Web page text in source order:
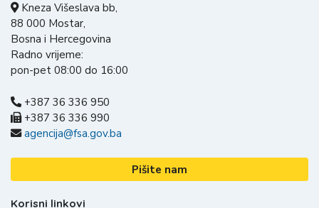
Kneza Višeslava bb,
88 000 Mostar,
Bosna i Hercegovina
Radno vrijeme:
pon-pet 08:00 do 16:00
+387 36 336 950
+387 36 336 990
agencija@fsa.gov.ba
Pišite nam
Korisni linkovi